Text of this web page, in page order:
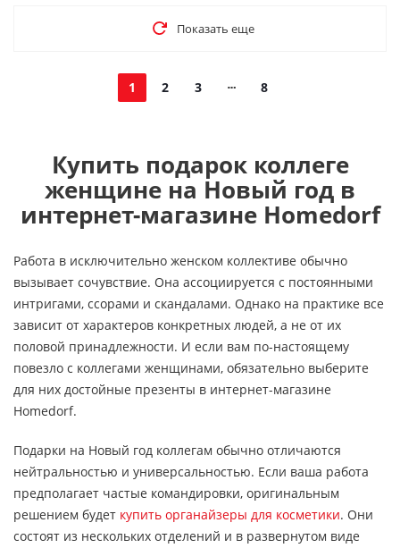
Показать еще
1 2 3 8
Купить подарок коллеге
женщине на Новый год в
интернет-магазине Homedorf
Работа в исключительно женском коллективе обычно
вызывает сочувствие. Она ассоциируется с постоянными
интригами, ссорами и скандалами. Однако на практике все
зависит от характеров конкретных людей, а не от их
половой принадлежности. И если вам по-настоящему
повезло с коллегами женщинами, обязательно выберите
для них достойные презенты в интернет-магазине
Homedorf.
Подарки на Новый год коллегам обычно отличаются
нейтральностью и универсальностью. Если ваша работа
предполагает частые командировки, оригинальным
решением будет купить органайзеры для косметики. Они
состоят из нескольких отделений и в развернутом виде